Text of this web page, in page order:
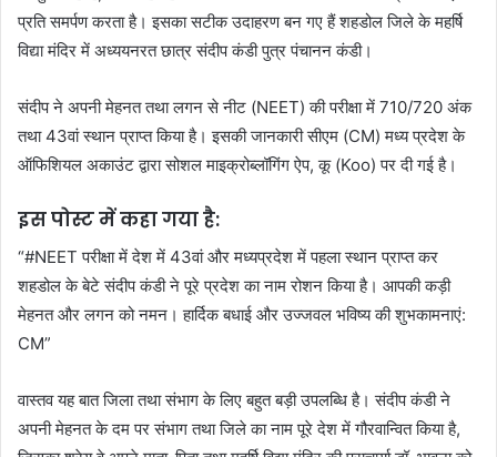
प्रति समर्पण करता है। इसका सटीक उदाहरण बन गए हैं शहडोल जिले के महर्षि
विद्या मंदिर में अध्ययनरत छात्र संदीप कंडी पुत्र पंचानन कंडी।
संदीप ने अपनी मेहनत तथा लगन से नीट (NEET) की परीक्षा में 710/720 अंक
तथा 43वां स्थान प्राप्त किया है। इसकी जानकारी सीएम (CM) मध्य प्रदेश के
ऑफिशियल अकाउंट द्वारा सोशल माइक्रोब्लॉगिंग ऐप, कू (Koo) पर दी गई है।
इस पोस्ट में कहा गया है:
“#NEET परीक्षा में देश में 43वां और मध्यप्रदेश में पहला स्थान प्राप्त कर
शहडोल के बेटे संदीप कंडी ने पूरे प्रदेश का नाम रोशन किया है। आपकी कड़ी
मेहनत और लगन को नमन। हार्दिक बधाई और उज्जवल भविष्य की शुभकामनाएं:
CM”
वास्तव यह बात जिला तथा संभाग के लिए बहुत बड़ी उपलब्धि है। संदीप कंडी ने
अपनी मेहनत के दम पर संभाग तथा जिले का नाम पूरे देश में गौरवान्वित किया है,